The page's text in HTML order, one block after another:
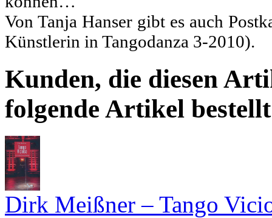
Von Tanja Hanser gibt es auch
Künstlerin in Tangodanza 3-2010).
Kunden, die diesen
folgende Artikel
Dirk Meißner – Tango